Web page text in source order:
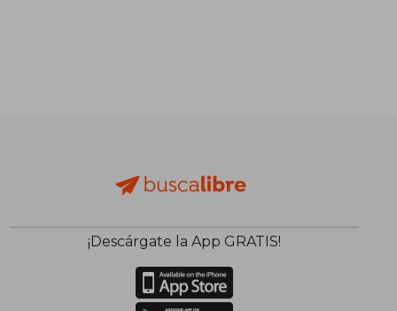
¡Descárgate la App GRATIS!